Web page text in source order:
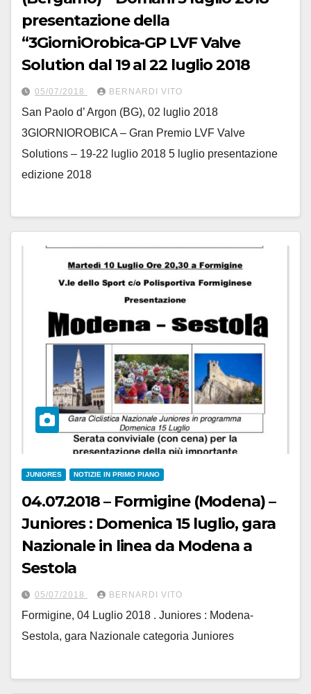
presentazione della
“3GiorniOrobica-GP LVF Valve
Solution dal 19 al 22 luglio 2018
05/07/2018 BERNARDI VITO
San Paolo d’ Argon (BG), 02 luglio 2018
3GIORNIOROBICA – Gran Premio LVF Valve
Solutions – 19-22 luglio 2018 5 luglio presentazione
edizione 2018
JUNIORES NOTIZIE IN PRIMO PIANO
04.07.2018 – Formigine (Modena) –
Juniores : Domenica 15 luglio, gara
Nazionale in linea da Modena a
Sestola
05/07/2018 BERNARDI VITO
Formigine, 04 Luglio 2018 . Juniores : Modena-
Sestola, gara Nazionale categoria Juniores